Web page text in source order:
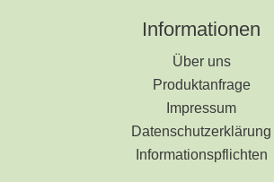
Informationen
Über uns
Produktanfrage
Impressum
Datenschutzerklärung
Informationspflichten